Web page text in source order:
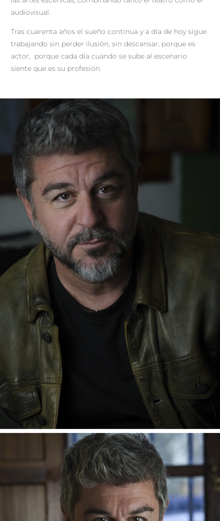
audiovisual.
Tras cuarenta años el sueño continua y a día de hoy sigue
trabajando sin perder ilusión, sin descansar, porque es
actor, porque cada día cuando se sube al escenario
siente que es su profesión.